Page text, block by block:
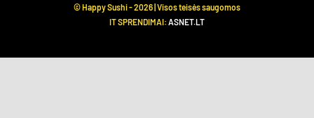
© Happy Sushi -2026 | Visos teisės saugomos
IT SPRENDIMAI: ASNET.LT